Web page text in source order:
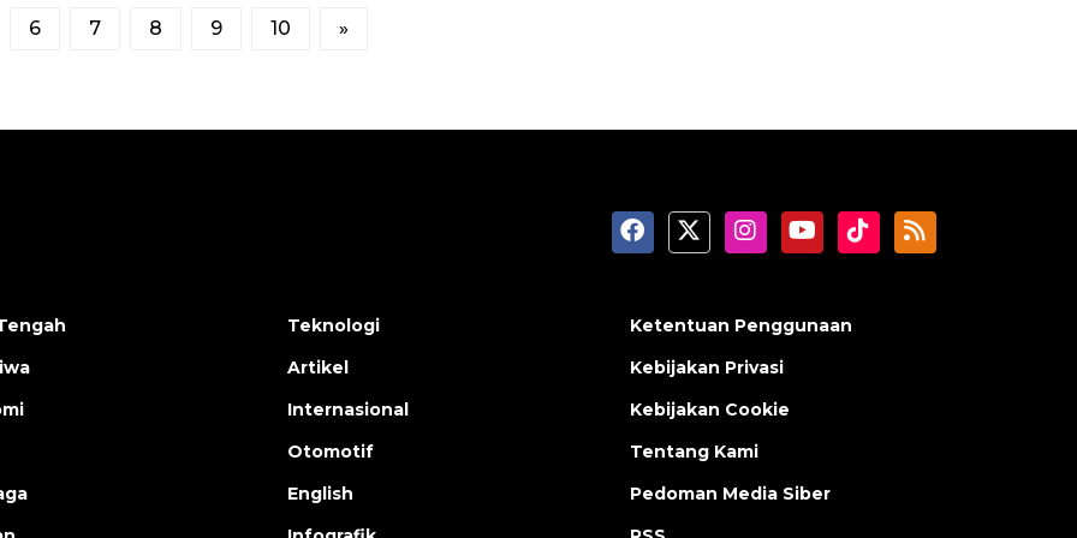
6 7 8 9 10 »
Teknologi
Artikel
Internasional
Otomotif
English
Ketentuan Penggunaan
Kebijakan Privasi
Kebijakan Cookie
Tentang Kami
Pedoman Media Siber